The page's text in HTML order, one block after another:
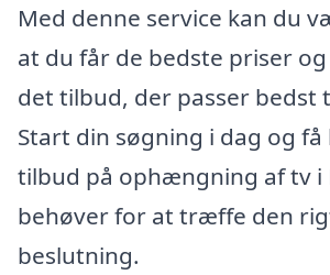
Med denne service kan du
at du får de bedste priser
det tilbud, der passer bedst
Start din søgning i dag og
tilbud på ophængning af tv i
behøver for at træffe den
beslutning.